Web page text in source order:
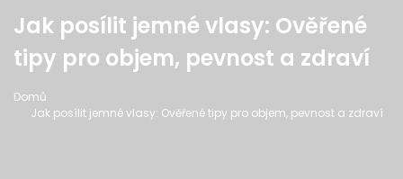
Jak posílit jemné vlasy: Ověřené
tipy pro objem, pevnost a zdraví
Domů
Jak posílit jemné vlasy: Ověřené tipy pro objem, pevnost a zdraví